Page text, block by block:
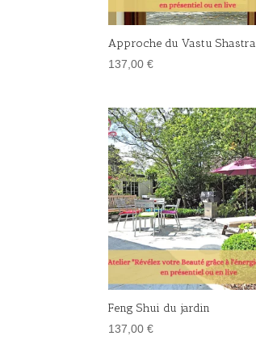
Approche du Vastu Shastra
137,00€
Feng Shui du jardin
137,00€